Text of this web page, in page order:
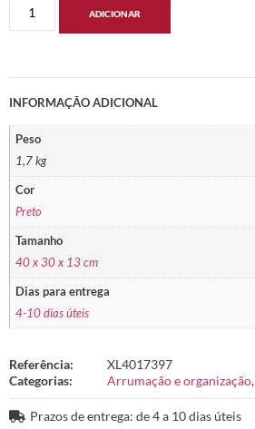
ADICIONAR
INFORMAÇÃO ADICIONAL
Peso
1,7 kg
Cor
Preto
Tamanho
40 x 30 x 13 cm
Dias para entrega
4-10 dias úteis
Referência:
XL4017397
Categorias:
Arrumação e organização,
Prazos de entrega: de 4 a 10 dias úteis